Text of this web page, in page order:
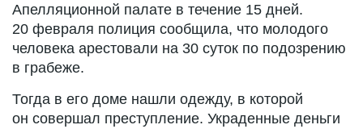
Апелляционной палате в течение 15 дней.
20 февраля полиция сообщила, что молодого
человека арестовали на 30 суток по подозрению
в грабеже.
Тогда в его доме нашли одежду, в которой
он совершал преступление. Украденные деньги